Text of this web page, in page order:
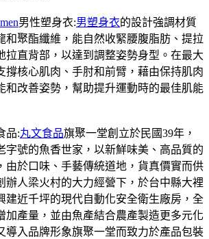
男性塑身衣:男塑身衣的設計強調材質
和聚酯纖維，能自然收緊腰腹脂肪、提拉
拉直背部，以達到調整姿勢身型。在最大
撐核心肌肉、手肘和前臂，藉由保持肌肉
和改善姿勢，幫助提升運動時的最佳肌能
品:丸文食品旗聚一堂創立於民國39年，
字號的魚香世家，以新鮮味美、高品質的
由於口味、手藝傳統道地，貨真價實而供
辦人梁火村的大力經營下，於台中縣大裡
建近千坪的現代自動化安全衛生廠房，全
加產量，並由魚產結合農產製造更多元化
導入品牌形象旗聚一堂而致力於產品包裝